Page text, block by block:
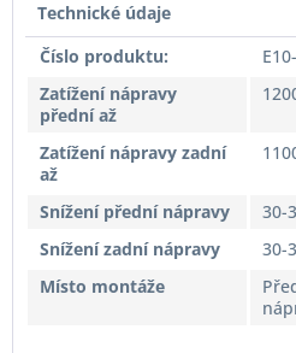
Technické údaje
Číslo produktu:
Zatížení nápravy
přední až
Zatížení nápravy zadní
až
Snížení přední nápravy
30-
Snížení zadní nápravy
30-
Místo montáže